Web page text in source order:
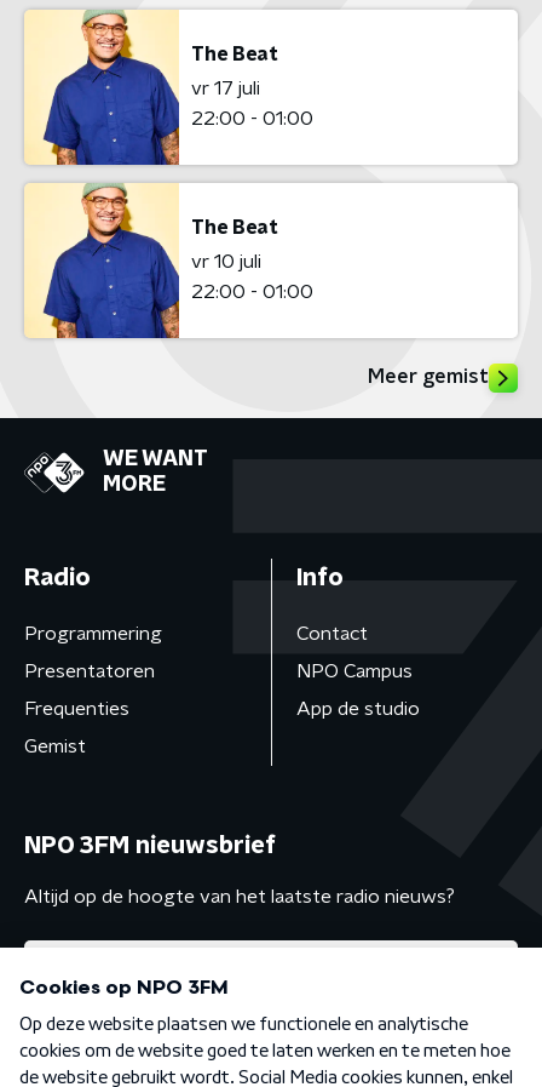
The Beat
vr 17 juli
22:00 - 01:00
The Beat
vr 10 juli
22:00 - 01:00
Meer gemist
WE WANT
MORE
Radio
Programmering
Presentatoren
Frequenties
Gemist
Info
Contact
NPO Campus
App de studio
NPO 3FM nieuwsbrief
Altijd op de hoogte van het laatste radio nieuws?